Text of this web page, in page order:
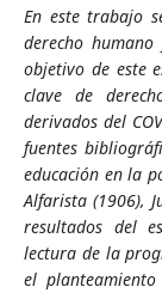
En este trabajo
derecho
objetivo de este
clave de
derivados del
fuentes
educación en la
Alfarista (1906),
resultados del
lectura de la
el